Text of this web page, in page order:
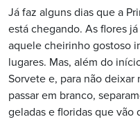
Já faz alguns dias que a
está chegando. As flores
aquele cheirinho gostoso
lugares. Mas, além do
Sorvete e, para não deixar
passar em branco,
geladas e floridas que vão